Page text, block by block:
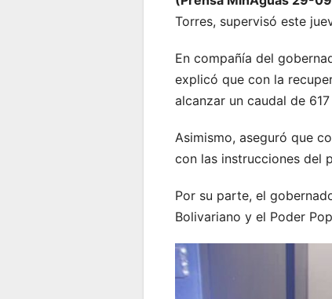
Torres, supervisó este
En compañía del
explicó que con la
alcanzar un caudal de
Asimismo, aseguró que
con las instrucciones del
Por su parte, el
Bolivariano y el Poder